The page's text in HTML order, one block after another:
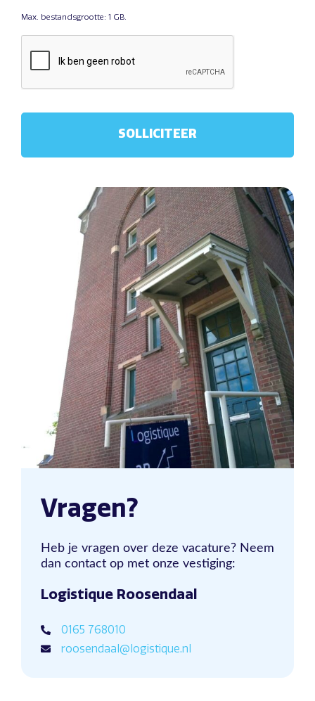
Max. bestandsgrootte: 1 GB.
Vragen?
Heb je vragen over deze vacature? Neem
dan contact op met onze vestiging:
Logistique Roosendaal
0165 768010
roosendaal@logistique.nl